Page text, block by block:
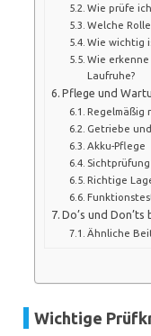
Wie prüfe
Welche
Wie wichtig
Wie
Laufruhe?
Pflege und
Regelmäßig
Getriebe
Akku-Pflege
Richtige
Do’s und
Ähnliche
Wichtige